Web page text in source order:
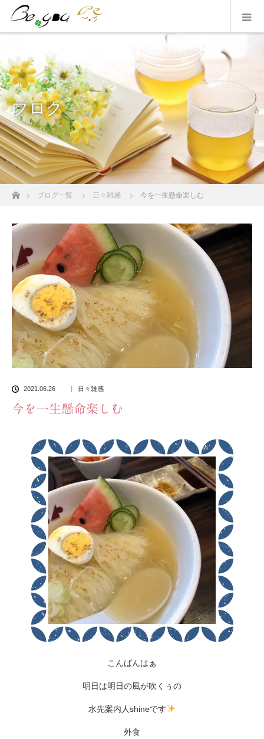
ブログ
ホームブログ一覧 日々雑感 今を一生懸命楽しむ
2021.06.26 日々雑感
今を一生懸命楽しむ
こんばんはぁ
明日は明日の風が吹くぅの
水先案内人shineです
外食